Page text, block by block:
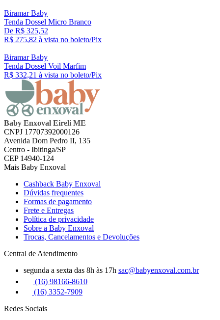
Biramar Baby
Tenda Dossel Micro Branco
De R$ 325,52
R$ 275,82 à vista no boleto/Pix
Biramar Baby
Tenda Dossel Voil Marfim
R$ 332,21 à vista no boleto/Pix
Baby Enxoval Eireli ME
CNPJ 17707392000126
Avenida Dom Pedro II, 135
Centro - Ibitinga/SP
CEP 14940-124
Mais Baby Enxoval
Cashback Baby Enxoval
Dúvidas frequentes
Formas de pagamento
Frete e Entregas
Política de privacidade
Sobre a Baby Enxoval
Trocas, Cancelamentos e Devoluções
Central de Atendimento
segunda a sexta das 8h às 17h sac@babyenxoval.com.br
(16) 98166-8610
(16) 3352-7909
Redes Sociais